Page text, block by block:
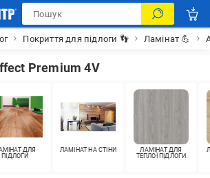
Покриття для підлоги 👣 Ламінат 💪
Premium 4V
ДЛЯ
ПІДЛОГИ
ЛАМІНАТ НА СТІНИ
ЛАМІНАТ ДЛЯ
ТЕПЛОЇ ПІДЛОГИ